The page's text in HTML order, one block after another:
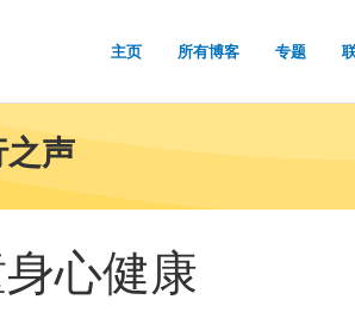
主页 所有博客 专题
之声
心健康